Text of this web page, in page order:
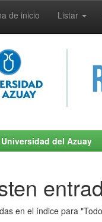
de inicio Listar
del Azuay
en el índice para